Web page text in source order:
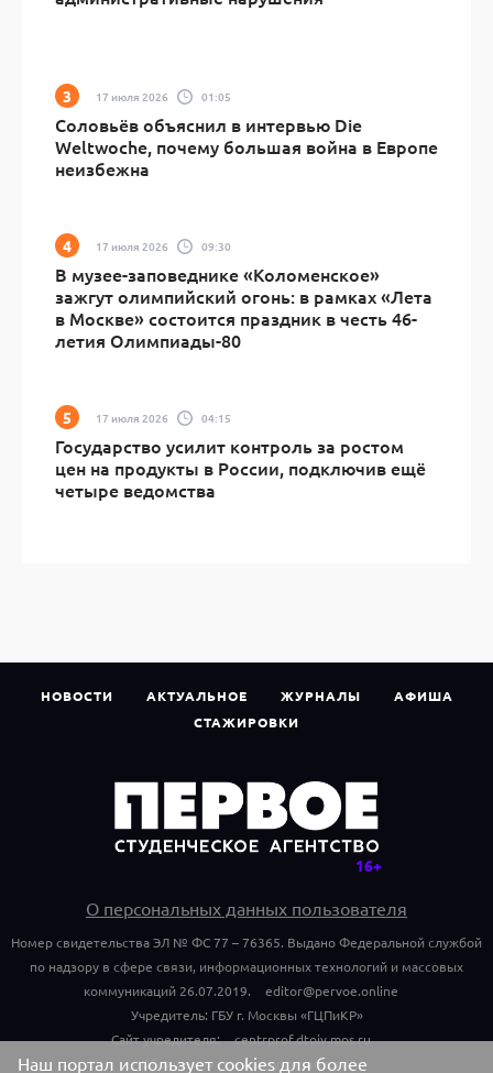
17 июля 2026 01:05
Соловьёв объяснил в интервью Die
Weltwoche, почему большая война в Европе
неизбежна
17 июля 2026 09:30
В музее-заповеднике «Коломенское»
зажгут олимпийский огонь: в рамках «Лета
в Москве» состоится праздник в честь 46-
летия Олимпиады-80
17 июля 2026 04:15
Государство усилит контроль за ростом
цен на продукты в России, подключив ещё
четыре ведомства
НОВОСТИ АКТУАЛЬНОЕ ЖУРНАЛЫ
АФИША
СТАЖИРОВКИ
О персональных данных пользователя
Номер свидетельства ЭЛ № ФС 77 – 76365. Выдано Федеральной службой
по надзору в сфере связи, информационных технологий и массовых
коммуникаций 26.07.2019.
editor@pervoe.online
Учредитель: ГБУ г. Москвы «ГЦПиКР»
Сайт учредителя:
centrprof.dtoiv.mos.ru
Обращения граждан учредителю:
Наш портал использует cookies для более